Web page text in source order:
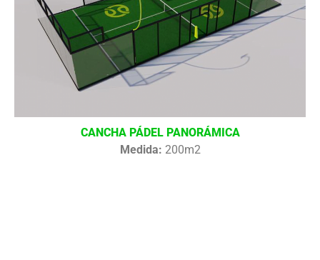
CANCHA PÁDEL PANORÁMICA
Medida: 200m2